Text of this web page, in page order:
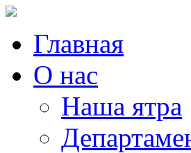
Главная
О нас
Наша ятра